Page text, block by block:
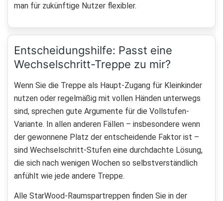
man für zukünftige Nutzer flexibler.
Entscheidungshilfe: Passt eine
Wechselschritt-Treppe zu mir?
Wenn Sie die Treppe als Haupt-Zugang für Kleinkinder
nutzen oder regelmäßig mit vollen Händen unterwegs
sind, sprechen gute Argumente für die Vollstufen-
Variante. In allen anderen Fällen – insbesondere wenn
der gewonnene Platz der entscheidende Faktor ist –
sind Wechselschritt-Stufen eine durchdachte Lösung,
die sich nach wenigen Wochen so selbstverständlich
anfühlt wie jede andere Treppe.
Alle StarWood-Raumspartreppen finden Sie in der